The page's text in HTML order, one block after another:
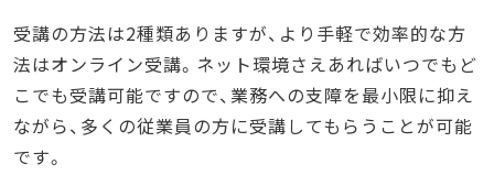
受講の方法は2種類ありますが、より手軽で効率的な方
法はオンライン受講。ネット環境さえあればいつでもど
こでも受講可能ですので、業務への支障を最小限に抑え
ながら、多くの従業員の方に受講してもらうことが可能
です。